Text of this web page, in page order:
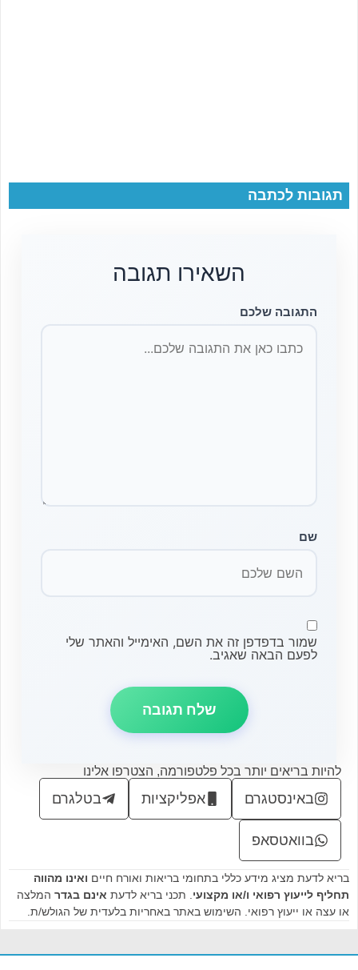
תגובות לכתבה
השאירו תגובה
התגובה שלכם
שם
שמור בדפדפן זה את השם, האימייל והאתר שלי
לפעם הבאה שאגיב.
להיות בריאים יותר בכל פלטפורמה, הצטרפו אלינו
באינסטגרם אפליקציות בטלגרם
בוואטסאפ
בריא לדעת מציג מידע כללי בתחומי בריאות ואורח חיים ואינו מהווה
תחליף לייעוץ רפואי ו/או מקצועי . תכני בריא לדעת אינם בגדר המלצה
או עצה או ייעוץ רפואי. השימוש באתר באחריות בלעדית של הגולש/ת.